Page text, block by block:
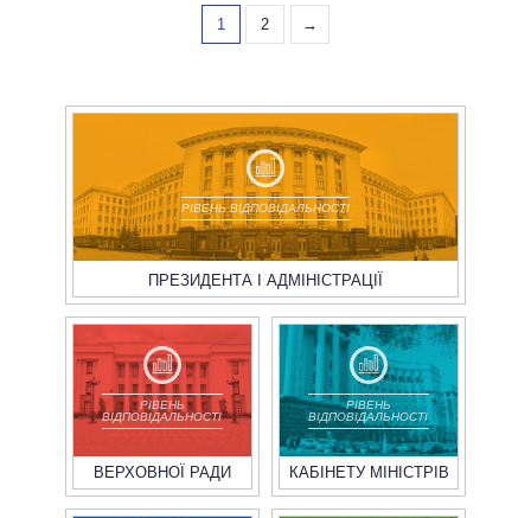
1 2 →
РІВЕНЬ ВІДПОВІДАЛЬНОСТІ
ПРЕЗИДЕНТА І АДМІНІСТРАЦІЇ
РІВЕНЬ
ВІДПОВІДАЛЬНОСТІ
ВЕРХОВНОЇ РАДИ
РІВЕНЬ
ВІДПОВІДАЛЬНОСТІ
КАБІНЕТУ МІНІСТРІВ